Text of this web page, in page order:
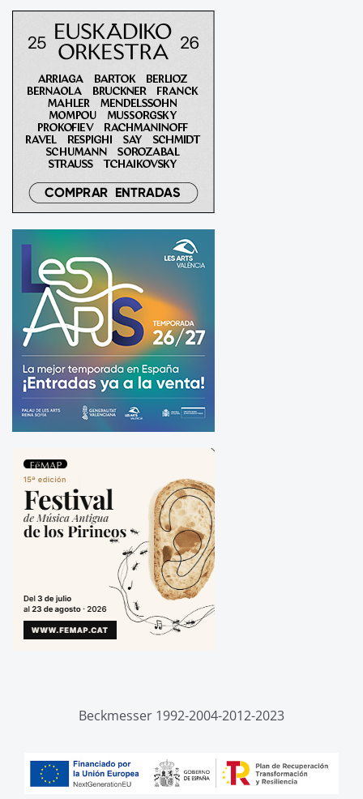
Beckmesser 1992-2004-2012-2023